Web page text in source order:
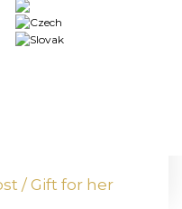
/ Gift for her